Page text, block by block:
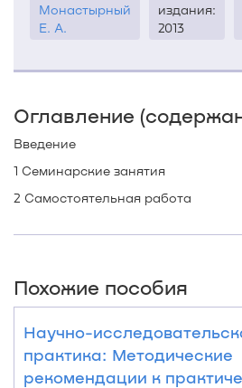
Монастырный
Е. А.
издания:
2013
Оглавление
Введение
1 Семинарские занятия
2 Самостоятельная работа
Похожие пособия
Научно-
практика: Методические
рекомендации к